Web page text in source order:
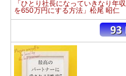
「ひとり社長になっていきなり年収
を650万円にする方法」松尾 昭仁